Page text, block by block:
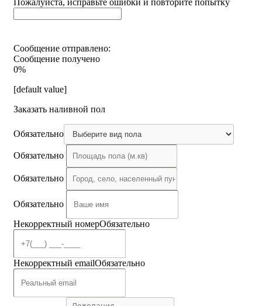
Сообщение отправлено:
Сообщение получено
0%
[default value]
Заказать наливной пол
Обязательно
Обязательно
Обязательно
Обязательно
Некорректный номерОбязательно
Некорректный emailОбязательно